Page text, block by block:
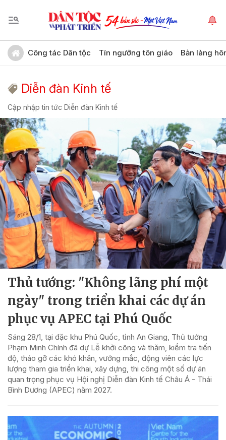
Công tác Dân tộc Tín ngưỡng tôn giáo Bản làng
Diễn đàn Kinh tế
Cập nhập tin tức Diễn đàn Kinh tế
Thủ tướng: "Không lãng phí một
ngày" trong triển khai các dự án
phục vụ APEC tại Phú Quốc
Sáng 28/1, tại đặc khu Phú Quốc, tỉnh An Giang, Thủ tướng
Phạm Minh Chính đã dự Lễ khởi công và thăm, kiểm tra tiến
độ, tháo gỡ các khó khăn, vướng mắc, động viên các lực
lượng tham gia triển khai, xây dựng, thi công một số dự án
quan trọng phục vụ Hội nghị Diễn đàn Kinh tế Châu Á - Thái
Bình Dương (APEC) năm 2027.